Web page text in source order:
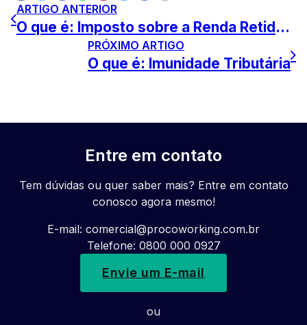
ARTIGO ANTERIOR
O que é: Imposto sobre a Renda Retido na Fonte (IRRF)
PRÓXIMO ARTIGO
O que é: Imunidade Tributária
Entre em contato
Tem dúvidas ou quer saber mais? Entre em contato
conosco agora mesmo!
E-mail: comercial@procoworking.com.br
Telefone: 0800 000 0927
Envie um E-mail
ou